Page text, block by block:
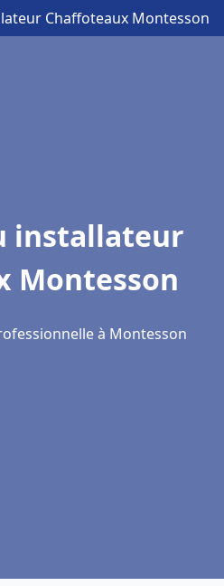
Chaffoteaux Montesson
installateur
Montesson
à Montesson